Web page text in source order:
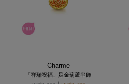
Charme
「祥瑞祝福」足金葫蘆串飾